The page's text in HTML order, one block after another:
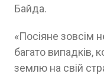
Байда.
«Посіяне зовсім
багато випадків,
землю на свій